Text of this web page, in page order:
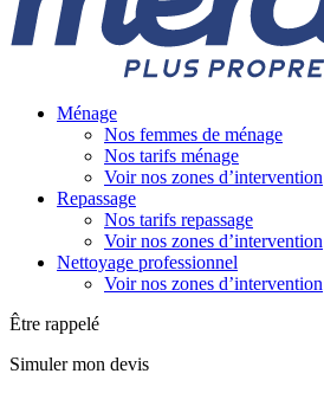
Ménage
Nos femmes de ménage
Nos tarifs ménage
Voir nos zones d’intervention
Repassage
Nos tarifs repassage
Voir nos zones d’intervention
Nettoyage professionnel
Voir nos zones d’intervention
Être rappelé
Simuler mon devis